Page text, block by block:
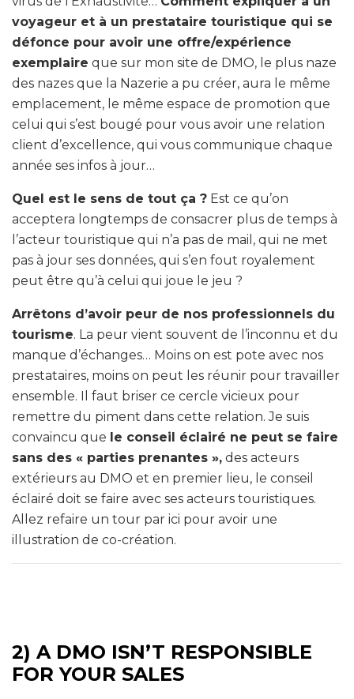
voyageur et à un prestataire touristique qui se
défonce pour avoir une offre/expérience
exemplaire que sur mon site de DMO, le plus naze
des nazes que la Nazerie a pu créer, aura le même
emplacement, le même espace de promotion que
celui qui s’est bougé pour vous avoir une relation
client d’excellence, qui vous communique chaque
année ses infos à jour…
Quel est le sens de tout ça ? Est ce qu’on
acceptera longtemps de consacrer plus de temps à
l’acteur touristique qui n’a pas de mail, qui ne met
pas à jour ses données, qui s’en fout royalement
peut être qu’à celui qui joue le jeu ?
Arrêtons d’avoir peur de nos professionnels du
tourisme. La peur vient souvent de l’inconnu et du
manque d’échanges… Moins on est pote avec nos
prestataires, moins on peut les réunir pour travailler
ensemble. Il faut briser ce cercle vicieux pour
remettre du piment dans cette relation. Je suis
convaincu que le conseil éclairé ne peut se faire
sans des « parties prenantes », des acteurs
extérieurs au DMO et en premier lieu, le conseil
éclairé doit se faire avec ses acteurs touristiques.
Allez refaire un tour par ici pour avoir une
illustration de co-création.
2) A DMO ISN’T RESPONSIBLE
FOR YOUR SALES